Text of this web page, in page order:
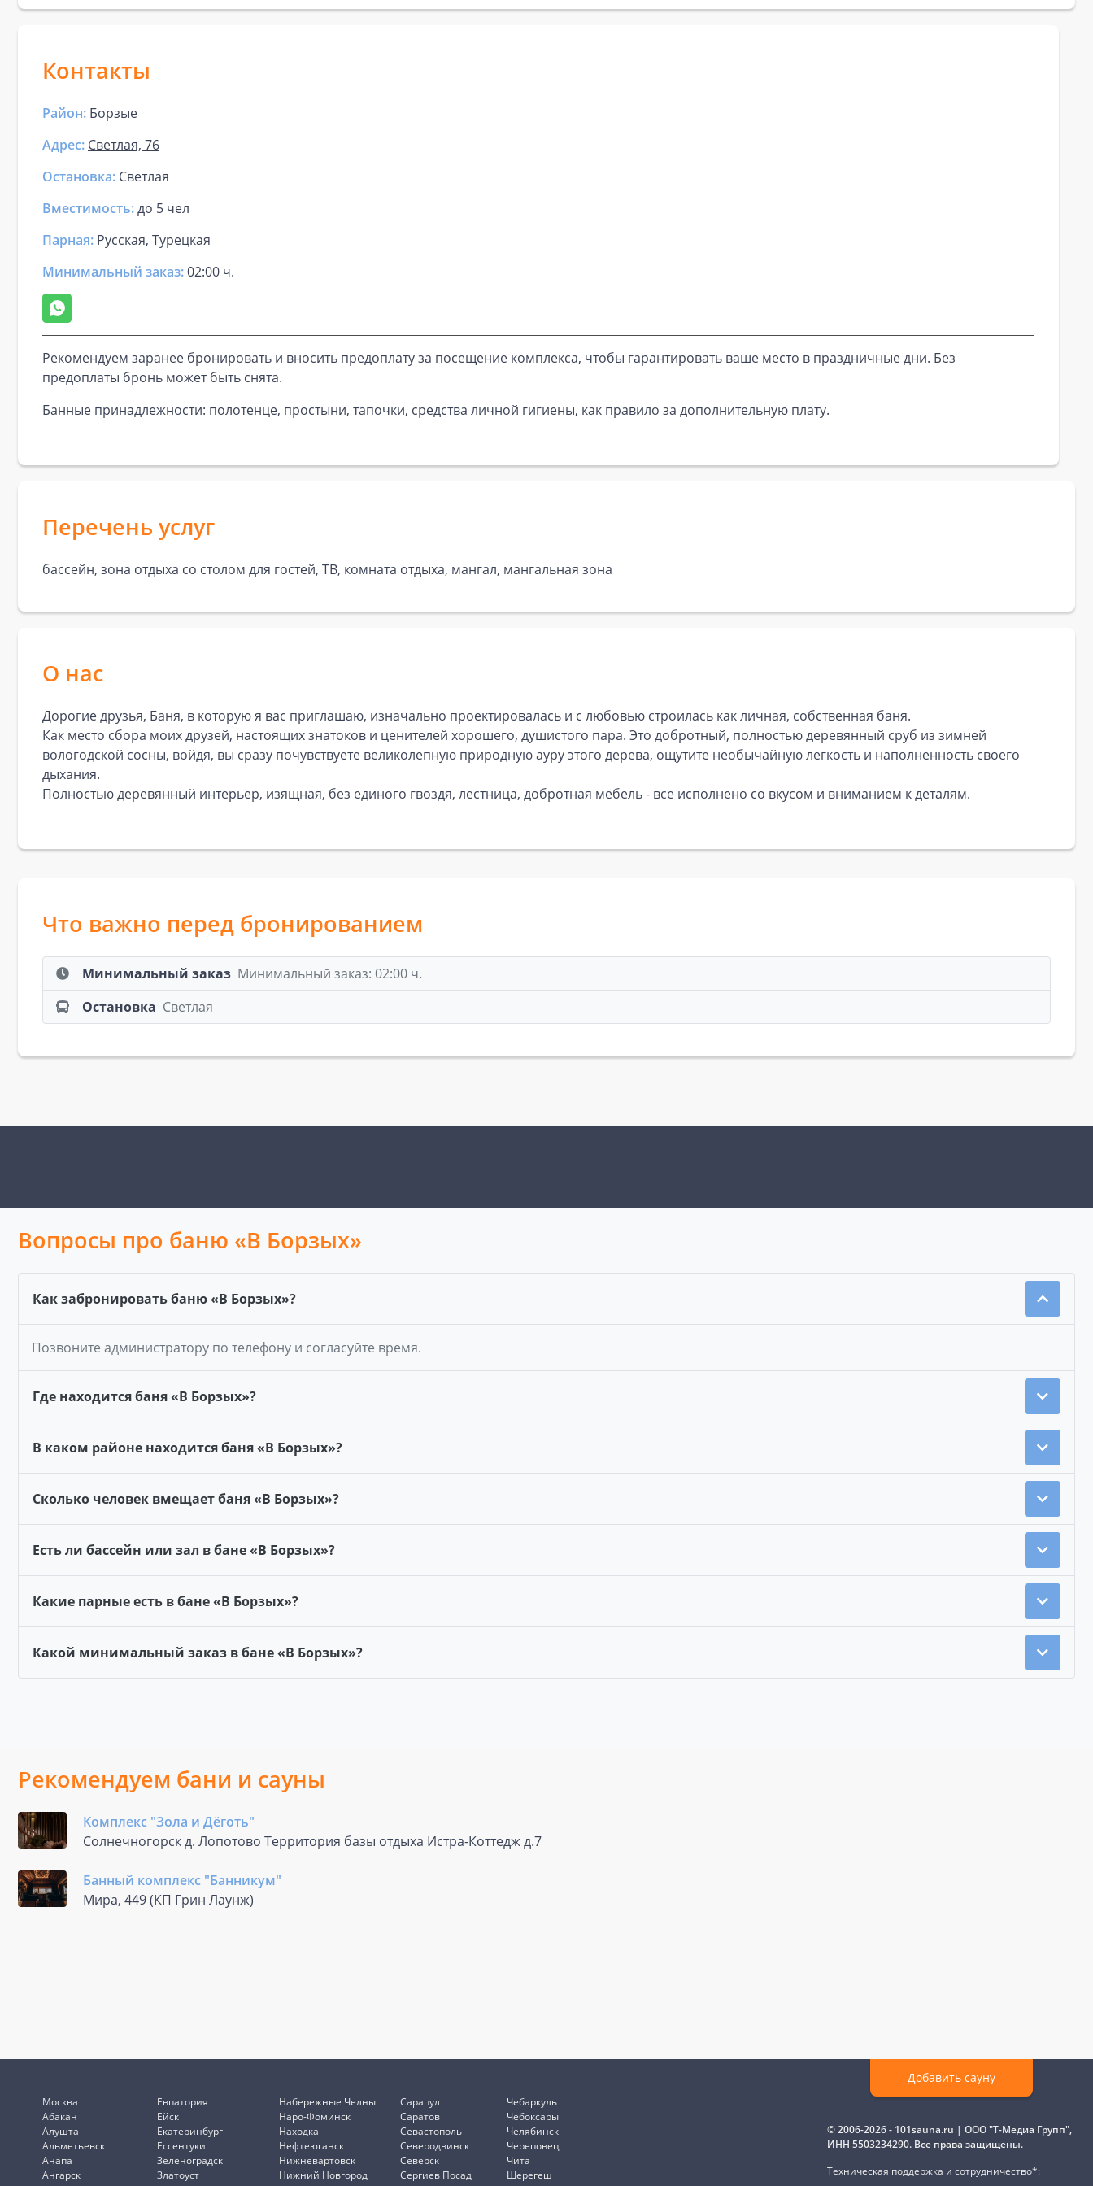
Контакты
Район: Борзые
Адрес: Светлая, 76
Остановка: Светлая
Вместимость:до 5 чел
Парная: Русская, Турецкая
Минимальный заказ:02:00 ч.
Рекомендуем заранее бронировать и вносить предоплату за посещение комплекса, чтобы гарантировать ваше место в праздничные дни. Без
предоплаты бронь может быть снята.
Банные принадлежности: полотенце, простыни, тапочки, средства личной гигиены, как правило за дополнительную плату.
Перечень услуг
бассейн, зона отдыха со столом для гостей, ТВ, комната отдыха, мангал, мангальная зона
О нас
Дорогие друзья, Баня, в которую я вас приглашаю, изначально проектировалась и с любовью строилась как личная, собственная баня.
Как место сбора моих друзей, настоящих знатоков и ценителей хорошего, душистого пара. Это добротный, полностью деревянный сруб из зимней
вологодской сосны, войдя, вы сразу почувствуете великолепную природную ауру этого дерева, ощутите необычайную легкость и наполненность своего
дыхания.
Полностью деревянный интерьер, изящная, без единого гвоздя, лестница, добротная мебель - все исполнено со вкусом и вниманием к деталям.
Что важно перед бронированием
Минимальный заказ Минимальный заказ: 02:00 ч.
Остановка Светлая
Вопросы про баню «В Борзых»
Как забронировать баню «В Борзых»?
Позвоните администратору по телефону и согласуйте время.
Где находится баня «В Борзых»?
В каком районе находится баня «В Борзых»?
Сколько человек вмещает баня «В Борзых»?
Есть ли бассейн или зал в бане «В Борзых»?
Какие парные есть в бане «В Борзых»?
Какой минимальный заказ в бане «В Борзых»?
Рекомендуем бани и сауны
Комплекс "Зола и Дёготь"
Солнечногорск д. Лопотово Территория базы отдыха Истра-Коттедж д.7
Банный комплекс "Банникум"
Мира, 449 (КП Грин Лаунж)
Москва
Абакан
Алушта
Альметьевск
Анапа
Ангарск
Евпатория
Ейск
Екатеринбург
Ессентуки
Зеленоградск
Златоуст
Набережные Челны
Наро-Фоминск
Находка
Нефтеюганск
Нижневартовск
Нижний Новгород
Сарапул
Саратов
Севастополь
Северодвинск
Северск
Сергиев Посад
Чебаркуль
Чебоксары
Челябинск
Череповец
Чита
Шерегеш
Добавить сауну
© 2006-2026 - 101sauna.ru | ООО "Т-Медиа Групп",
ИНН 5503234290. Все права защищены.
Техническая поддержка и сотрудничество*: